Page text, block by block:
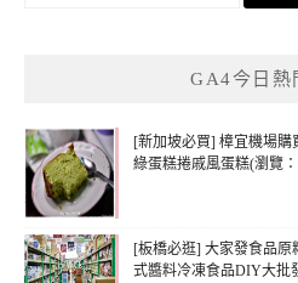
GA4今日熱
[新加坡必買] 樟宜機場購
綠蛋糕捲戚風蛋糕(瀏覽
[板橋必逛] 大家發食品原
式醬料冷凍食品DIY大批